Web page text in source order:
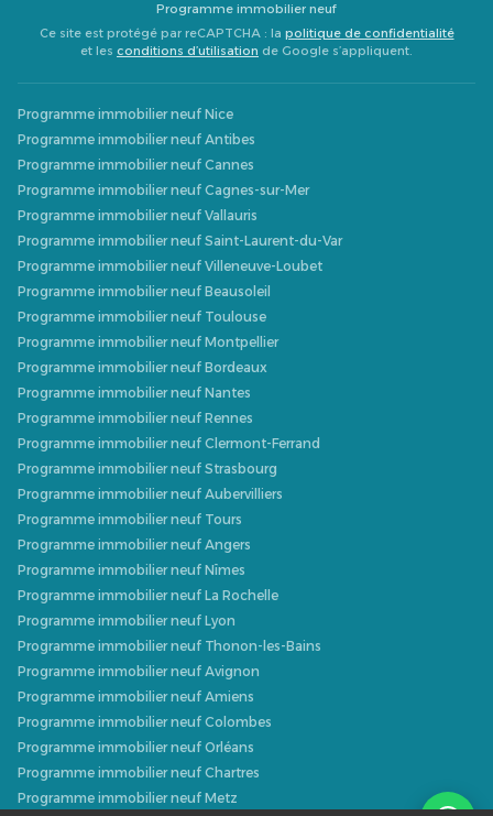
Programme immobilier neuf
Ce site est protégé par reCAPTCHA : la politique de confidentialité
et les conditions d’utilisation de Google s’appliquent.
Programme immobilier neuf Nice
Programme immobilier neuf Antibes
Programme immobilier neuf Cannes
Programme immobilier neuf Cagnes-sur-Mer
Programme immobilier neuf Vallauris
Programme immobilier neuf Saint-Laurent-du-Var
Programme immobilier neuf Villeneuve-Loubet
Programme immobilier neuf Beausoleil
Programme immobilier neuf Toulouse
Programme immobilier neuf Montpellier
Programme immobilier neuf Bordeaux
Programme immobilier neuf Nantes
Programme immobilier neuf Rennes
Programme immobilier neuf Clermont-Ferrand
Programme immobilier neuf Strasbourg
Programme immobilier neuf Aubervilliers
Programme immobilier neuf Tours
Programme immobilier neuf Angers
Programme immobilier neuf Nîmes
Programme immobilier neuf La Rochelle
Programme immobilier neuf Lyon
Programme immobilier neuf Thonon-les-Bains
Programme immobilier neuf Avignon
Programme immobilier neuf Amiens
Programme immobilier neuf Colombes
Programme immobilier neuf Orléans
Programme immobilier neuf Chartres
Programme immobilier neuf Metz